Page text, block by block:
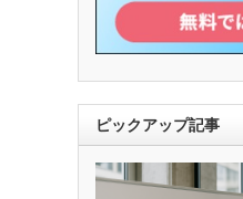
ピックアップ記事